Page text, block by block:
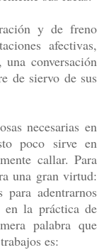
y de freno
afectivas,
conversación
de siervo de sus
necesarias en
poco sirve en
callar. Para
una gran virtud:
para adentrarnos
la práctica de
palabra que
es: